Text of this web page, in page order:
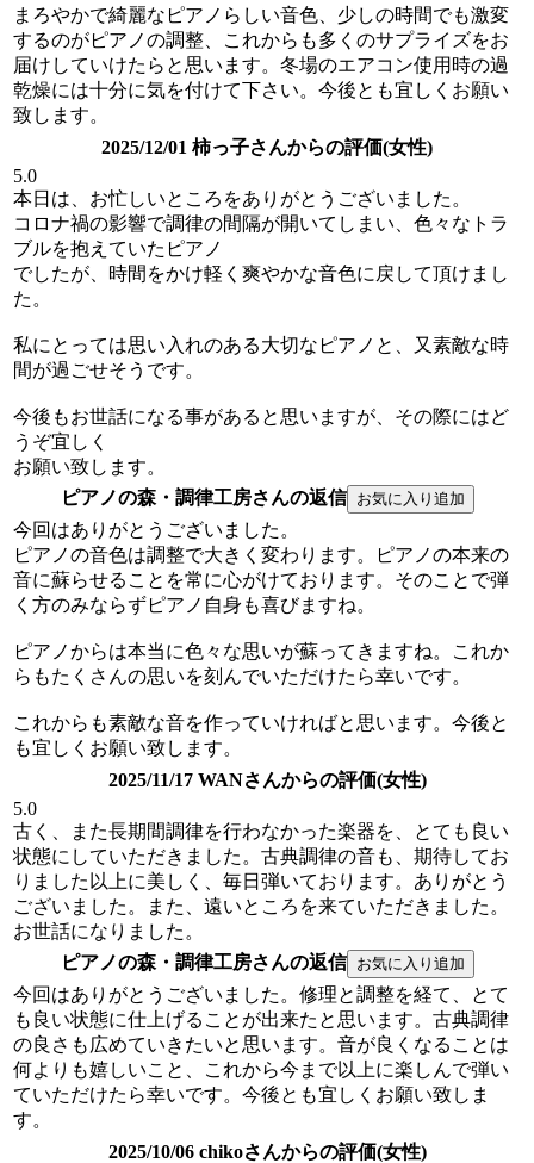
まろやかで綺麗なピアノらしい音色、少しの時間でも激変
するのがピアノの調整、これからも多くのサプライズをお
届けしていけたらと思います。冬場のエアコン使用時の過
乾燥には十分に気を付けて下さい。今後とも宜しくお願い
致します。
2025/12/01 柿っ子さんからの評価(女性)
5.0
本日は、お忙しいところをありがとうございました。
コロナ禍の影響で調律の間隔が開いてしまい、色々なトラ
ブルを抱えていたピアノ
でしたが、時間をかけ軽く爽やかな音色に戻して頂けまし
た。
私にとっては思い入れのある大切なピアノと、又素敵な時
間が過ごせそうです。
今後もお世話になる事があると思いますが、その際にはど
うぞ宜しく
お願い致します。
ピアノの森・調律工房さんの返信
今回はありがとうございました。
ピアノの音色は調整で大きく変わります。ピアノの本来の
音に蘇らせることを常に心がけております。そのことで弾
く方のみならずピアノ自身も喜びますね。
ピアノからは本当に色々な思いが蘇ってきますね。これか
らもたくさんの思いを刻んでいただけたら幸いです。
これからも素敵な音を作っていければと思います。今後と
も宜しくお願い致します。
2025/11/17 WANさんからの評価(女性)
5.0
古く、また長期間調律を行わなかった楽器を、とても良い
状態にしていただきました。古典調律の音も、期待してお
りました以上に美しく、毎日弾いております。ありがとう
ございました。また、遠いところを来ていただきました。
お世話になりました。
ピアノの森・調律工房さんの返信
今回はありがとうございました。修理と調整を経て、とて
も良い状態に仕上げることが出来たと思います。古典調律
の良さも広めていきたいと思います。音が良くなることは
何よりも嬉しいこと、これから今まで以上に楽しんで弾い
ていただけたら幸いです。今後とも宜しくお願い致しま
す。
2025/10/06 chikoさんからの評価(女性)